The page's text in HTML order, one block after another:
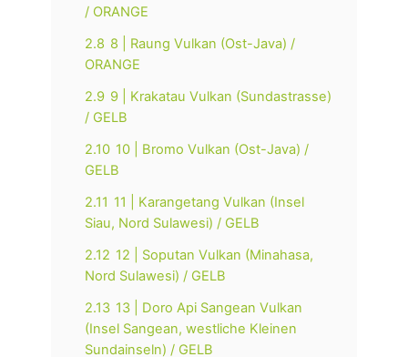
/ ORANGE
2.8 8 | Raung Vulkan (Ost-Java) /
ORANGE
2.9 9 | Krakatau Vulkan (Sundastrasse)
/ GELB
2.10 10 | Bromo Vulkan (Ost-Java) /
GELB
2.11 11 | Karangetang Vulkan (Insel
Siau, Nord Sulawesi) / GELB
2.12 12 | Soputan Vulkan (Minahasa,
Nord Sulawesi) / GELB
2.13 13 | Doro Api Sangean Vulkan
(Insel Sangean, westliche Kleinen
Sundainseln) / GELB